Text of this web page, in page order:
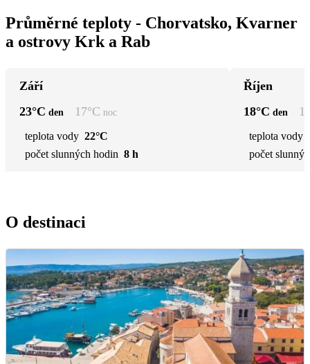
Průměrné teploty - Chorvatsko, Kvarner
a ostrovy Krk a Rab
Září
23°C den 17°C noc
teplota vody 22°C
počet slunných hodin 8 h
Říjen
18°C den
teplota vody
počet
O destinaci